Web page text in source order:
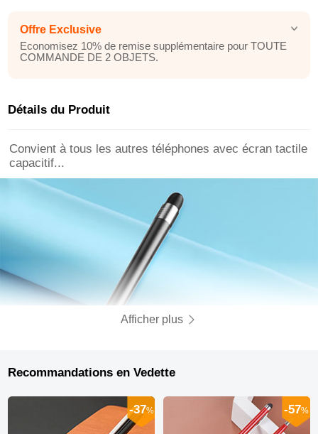
Offre Exclusive
Economisez 10% de remise supplémentaire pour TOUTE
COMMANDE DE 2 OBJETS.
Détails du Produit
Convient à tous les autres téléphones avec écran tactile
capacitif...
Afficher plus
Recommandations en Vedette
-37% -57%